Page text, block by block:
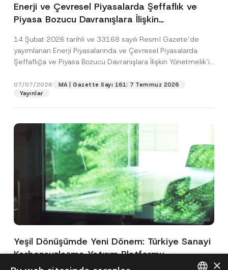
Enerji ve Çevresel Piyasalarda Şeffaflık ve
Piyasa Bozucu Davranışlara İlişkin
14 Şubat 2026 tarihli ve 33168 sayılı Resmî Gazete’de
yayımlanan Enerji Piyasalarında ve Çevresel Piyasalarda
Şeffaflığa ve Piyasa Bozucu Davranışlara İlişkin Yönetmelik’in
07/07/2026
MA | Gazette Sayı 161: 7 Temmuz 2026
Yayınlar
Yeşil Dönüşümde Yeni Dönem: Türkiye Sanayi
Karbonsuzlaşma Yatırım Platformu
Oluşturuldu
×